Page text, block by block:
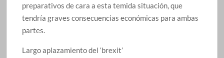
preparativos de cara a esta temida situación, que
tendría graves consecuencias económicas para ambas
partes.
Largo aplazamiento del ‘brexit’